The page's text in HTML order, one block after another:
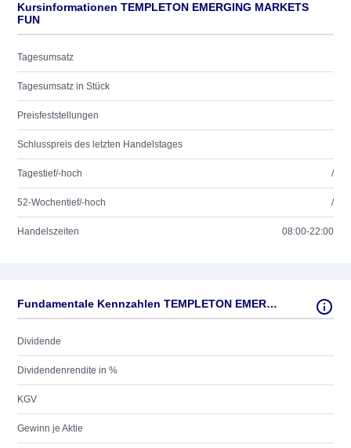
Kursinformationen TEMPLETON EMERGING MARKETS
FUN
Tagesumsatz
Tagesumsatz in Stück
Preisfeststellungen
Schlusspreis des letzten Handelstages
Tagestief/-hoch /
52-Wochentief/-hoch /
Handelszeiten 08:00-22:00
Fundamentale Kennzahlen TEMPLETON EMERGING MARKETS FUN
Dividende
Dividendenrendite in %
KGV
Gewinn je Aktie